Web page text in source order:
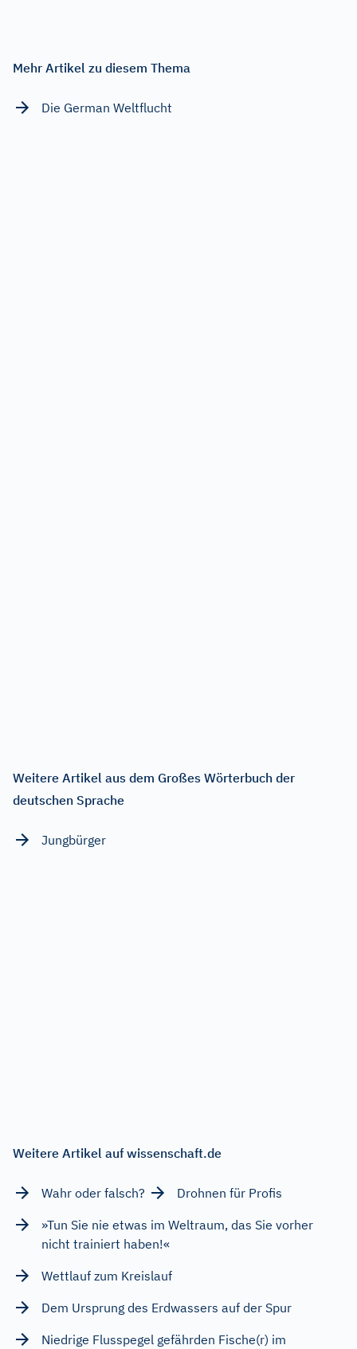
Mehr Artikel zu diesem Thema
Die German Weltflucht
Weitere Artikel aus dem Großes Wörterbuch der
deutschen Sprache
Jungbürger
Weitere Artikel auf wissenschaft.de
Wahr oder falsch?
Drohnen für Profis
»Tun Sie nie etwas im Weltraum, das Sie vorher
nicht trainiert haben!«
Wettlauf zum Kreislauf
Dem Ursprung des Erdwassers auf der Spur
Niedrige Flusspegel gefährden Fische(r) im